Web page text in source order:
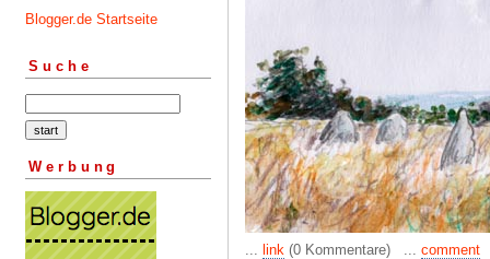
Blogger.de Startseite
Suche
Werbung
... link (0 Kommentare) ... comment